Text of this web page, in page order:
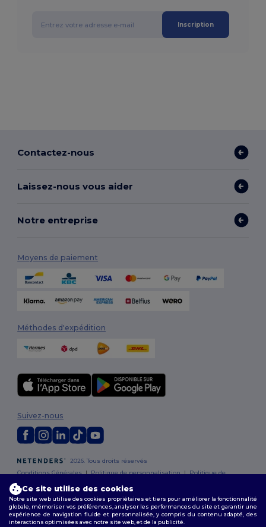
Inscription
Contactez-nous
Laissez-nous vous aider
Notre entreprise
Moyens de paiement
Méthodes d'expédition
2026. Tous droits réservés
Conditions Générales | Politique de personnalisation | Politique de
Suivez-nous
Bruxelles|Anvers| Mortsel | Malines |Lierre|Turnhout | Geel|
Herentals|Hoogstraten| Bruges
Ce site utilise des cookies
Notre site web utilise des cookies propriétaires et tiers pour améliorer la fonctionnalité
globale, mémoriser vos préférences, analyser les performances du site et garantir une
expérience de navigation fluide et personnalisée, y compris du contenu adapté, des
interactions optimisées avec notre site web, et de la publicité.